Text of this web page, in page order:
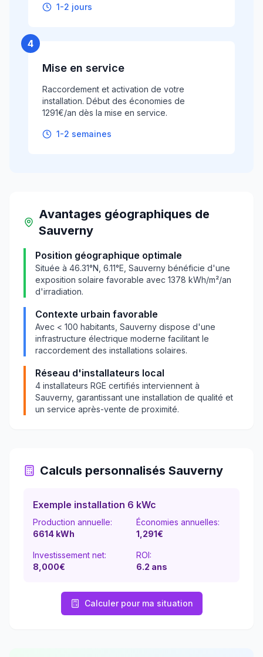
1-2 jours
4
Mise en service
Raccordement et activation de votre
installation. Début des économies de
1291€/an dès la mise en service.
1-2 semaines
Avantages géographiques de
Sauverny
Position géographique optimale
Située à 46.31°N, 6.11°E, Sauverny bénéficie d'une
exposition solaire favorable avec 1378 kWh/m²/an
d'irradiation.
Contexte urbain favorable
Avec < 100 habitants, Sauverny dispose d'une
infrastructure électrique moderne facilitant le
raccordement des installations solaires.
Réseau d'installateurs local
4 installateurs RGE certifiés interviennent à
Sauverny, garantissant une installation de qualité et
un service après-vente de proximité.
Calculs personnalisés Sauverny
Exemple installation 6 kWc
Production annuelle:
6614 kWh
Économies annuelles:
1,291€
Investissement net:
8,000€
ROI:
6.2 ans
Calculer pour ma situation